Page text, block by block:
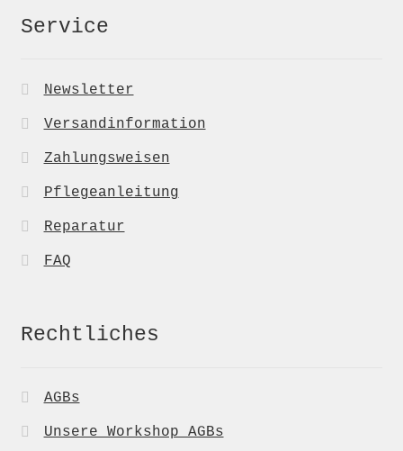
Service
Newsletter
Versandinformation
Zahlungsweisen
Pflegeanleitung
Reparatur
FAQ
Rechtliches
AGBs
Unsere Workshop AGBs